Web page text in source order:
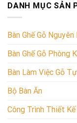
DANH MỤC SẢN
Bàn Ghế Gỗ Nguyên
Bàn Ghế Gỗ Phòng
Bàn Làm Việc Gỗ
Bộ Bàn Ăn
Công Trình Thiết